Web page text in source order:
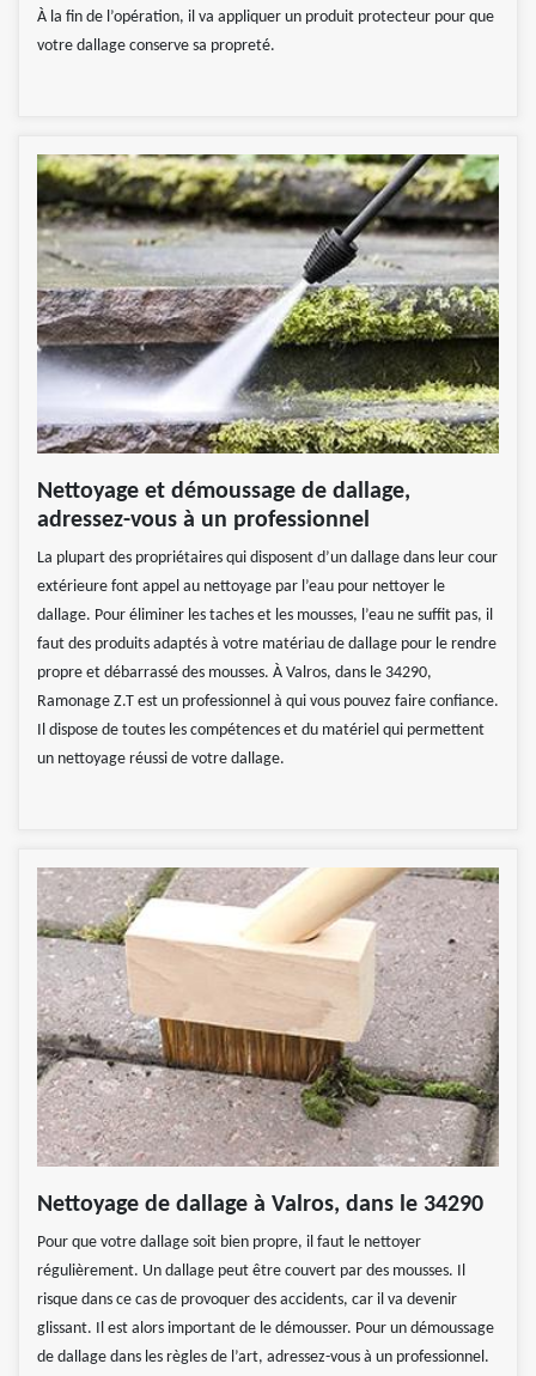
À la fin de l’opération, il va appliquer un produit protecteur pour que
votre dallage conserve sa propreté.
Nettoyage et démoussage de dallage,
adressez-vous à un professionnel
La plupart des propriétaires qui disposent d’un dallage dans leur cour
extérieure font appel au nettoyage par l’eau pour nettoyer le
dallage. Pour éliminer les taches et les mousses, l’eau ne suffit pas, il
faut des produits adaptés à votre matériau de dallage pour le rendre
propre et débarrassé des mousses. À Valros, dans le 34290,
Ramonage Z.T est un professionnel à qui vous pouvez faire confiance.
Il dispose de toutes les compétences et du matériel qui permettent
un nettoyage réussi de votre dallage.
Nettoyage de dallage à Valros, dans le 34290
Pour que votre dallage soit bien propre, il faut le nettoyer
régulièrement. Un dallage peut être couvert par des mousses. Il
risque dans ce cas de provoquer des accidents, car il va devenir
glissant. Il est alors important de le démousser. Pour un démoussage
de dallage dans les règles de l’art, adressez-vous à un professionnel.